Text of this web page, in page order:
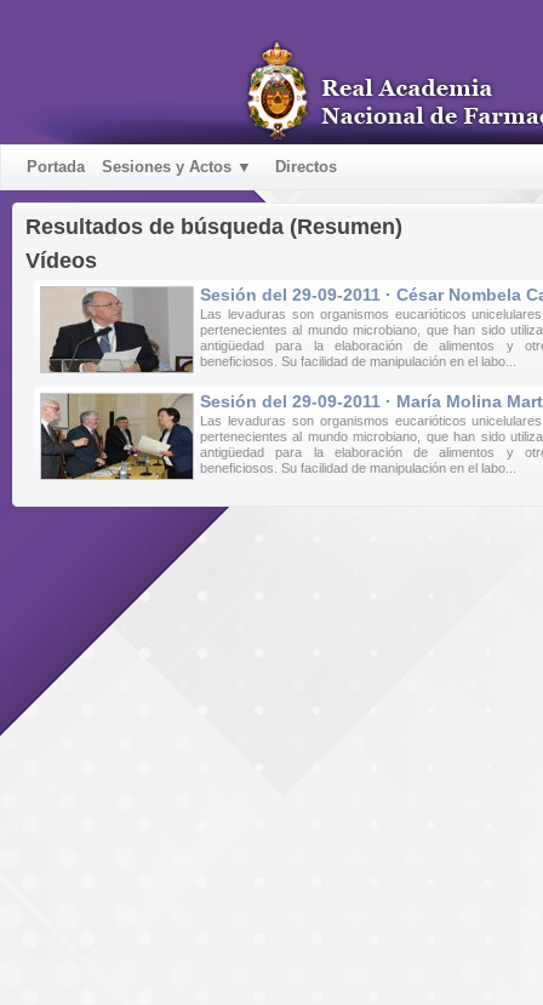
Portada Sesiones y Actos ▼ Directos
Resultados de búsqueda (Resumen)
Vídeos
Sesión del 29-09-2011 · César Nombela
Las levaduras son organismos eucarióticos
pertenecientes al mundo microbiano, que han sido
antigüedad para la elaboración de alimentos y
beneficiosos. Su facilidad de manipulación en el labo...
Sesión del 29-09-2011 · María Molina
Las levaduras son organismos eucarióticos
pertenecientes al mundo microbiano, que han sido
antigüedad para la elaboración de alimentos y
beneficiosos. Su facilidad de manipulación en el labo...